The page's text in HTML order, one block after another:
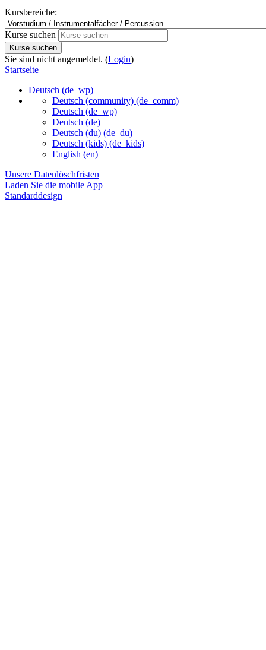
Kursbereiche:
Kurse suchen
Kurse suchen
Sie sind nicht angemeldet. (Login)
Startseite
Deutsch ‎(de_wp)‎
Deutsch (community) ‎(de_comm)‎
Deutsch ‎(de_wp)‎
Deutsch ‎(de)‎
Deutsch (du) ‎(de_du)‎
Deutsch (kids) ‎(de_kids)‎
English ‎(en)‎
Unsere Datenlöschfristen
Laden Sie die mobile App
Standarddesign